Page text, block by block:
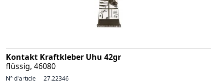
Kontakt Kraftkleber Uhu 42gr
flüssig, 46080
N° d'article 27.22346